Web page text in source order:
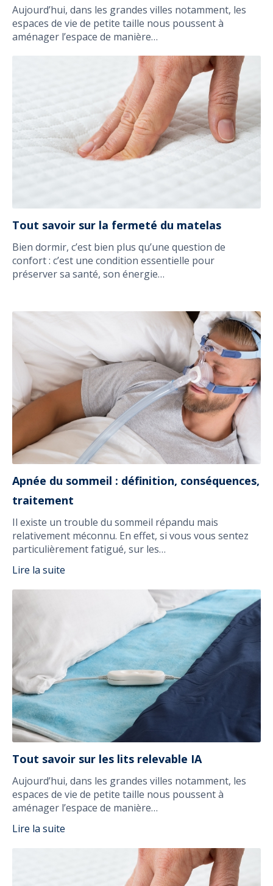
Aujourd’hui, dans les grandes villes notamment, les
espaces de vie de petite taille nous poussent à
aménager l’espace de manière…
Tout savoir sur la fermeté du matelas
Bien dormir, c’est bien plus qu’une question de
confort : c’est une condition essentielle pour
préserver sa santé, son énergie…
Apnée du sommeil : définition, conséquences,
traitement
Il existe un trouble du sommeil répandu mais
relativement méconnu. En effet, si vous vous sentez
particulièrement fatigué, sur les…
Lire la suite
Tout savoir sur les lits relevable IA
Aujourd’hui, dans les grandes villes notamment, les
espaces de vie de petite taille nous poussent à
aménager l’espace de manière…
Lire la suite